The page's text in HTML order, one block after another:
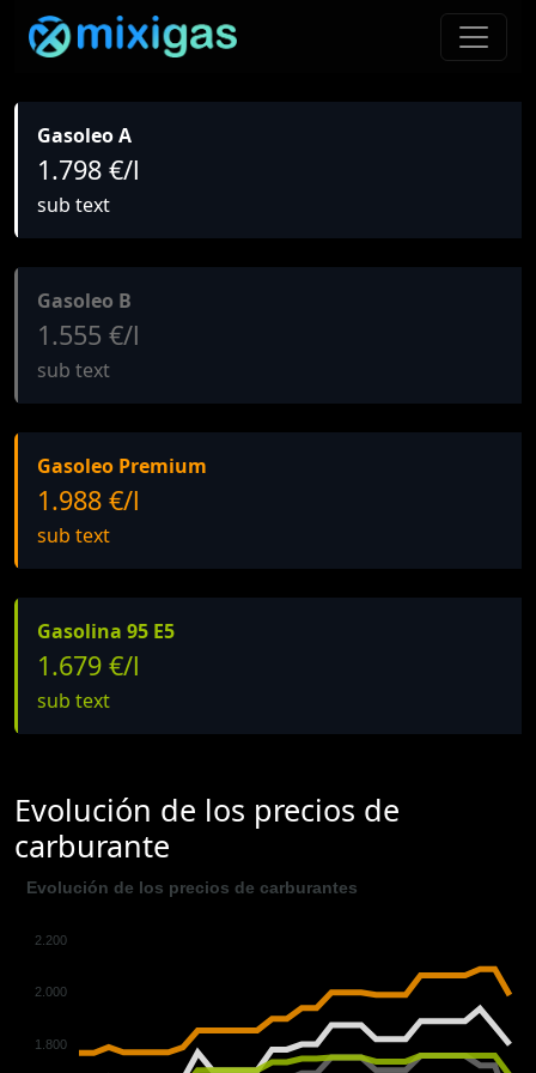
Gasoleo A
1.798 €/l
sub text
Gasoleo B
1.555 €/l
sub text
Gasoleo Premium
1.988 €/l
sub text
Gasolina 95 E5
1.679 €/l
sub text
Evolución de los precios de
carburante
Evolución de los precios de carburantes
2.200
2.000
1.800